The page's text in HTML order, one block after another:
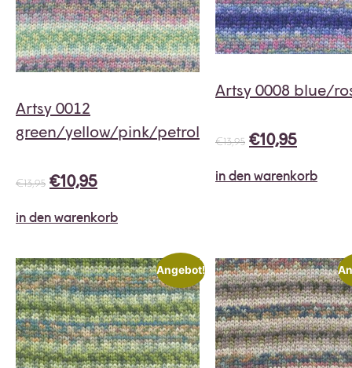
Artsy 0012
green/yellow/pink/petrol
€13,95 €10,95
in den warenkorb
Artsy 0008 blue/
€13,95 €10,95
in den warenkorb
Angebot!